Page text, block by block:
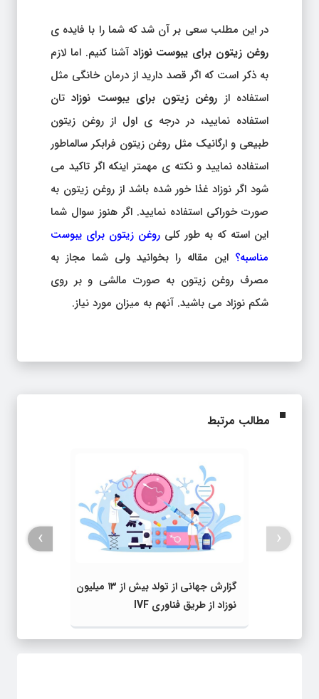
در این مطلب سعی بر آن شد که شما را با فایده ی
روغن زیتون برای یبوست نوزادآشنا کنیم. اما لازم
به ذکر است که اگر قصد دارید از درمان خانگی مثل
استفاده از روغن زیتون برای یبوست نوزاد تان
استفاده نمایید، در درجه ی اول از روغن زیتون
طبیعی و ارگانیک مثل روغن زیتون فرابکر سالماطور
استفاده نمایید و نکته ی مهمتر اینکه اگر تاکید می
شود اگر نوزاد غذا خور شده باشد از روغن زیتون به
صورت خوراکی استفاده نمایید. اگر هنوز سوال شما
این استه که به طور کلی روغن زیتون برای یبوست
مناسبه؟ این مقاله را بخوانید ولی شما مجاز به
مصرف روغن زیتون به صورت مالشی و بر روی
شکم نوزاد می باشید. آنهم به میزان مورد نیاز.
مطالب مرتبط
گزارش جهانی از تولد بیش از ۱۳ میلیون
نوزاد از طریق فناوری IVF
‹
›